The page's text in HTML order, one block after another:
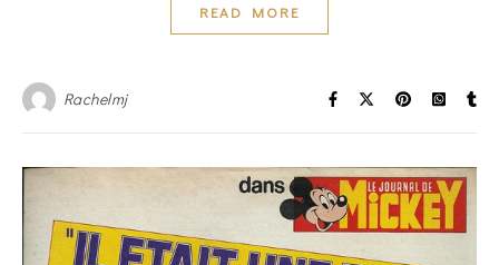
READ MORE
Rachelmj